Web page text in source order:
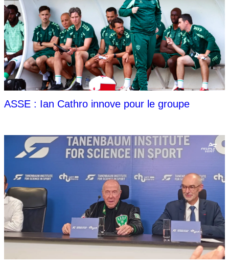
ASSE : Ian Cathro innove pour le groupe